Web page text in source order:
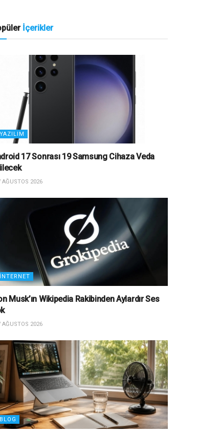
İçerikler
YAZILIM
17 Sonrası 19 Samsung Cihaza Veda
2026
İNTERNET
Musk’ın Wikipedia Rakibinden Aylardır Ses
2026
BLOG